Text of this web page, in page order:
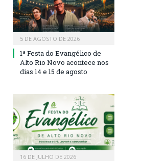
5 DE AGOSTO DE 2026
1ª Festa do Evangélico de
Alto Rio Novo acontece nos
dias 14 e 15 de agosto
16 DE JULHO DE 2026